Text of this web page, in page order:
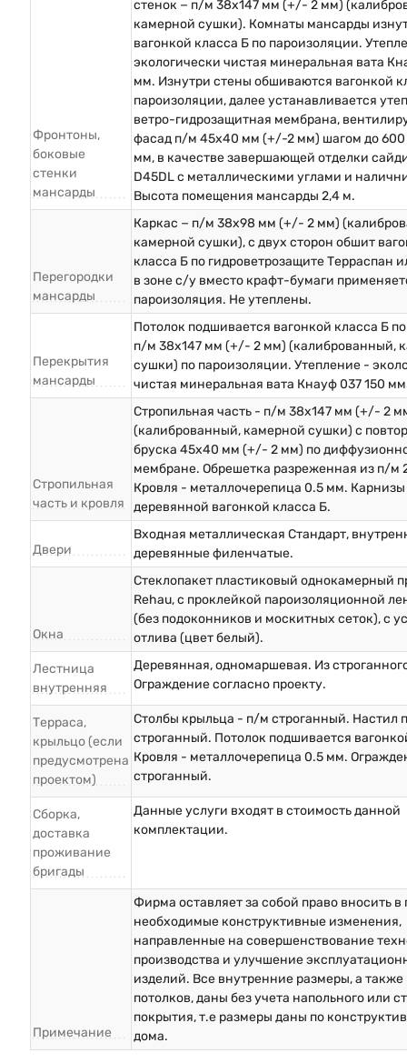
Фронтоны,
боковые
стенки
мансарды
стенок − п/м 38х147 мм (+/- 2 мм)
камерной сушки). Комнаты мансарды
вагонкой класса Б по пароизоляции.
экологически чистая минеральная вата
мм. Изнутри стены обшиваются вагонкой
пароизоляции, далее устанавливается
ветро-гидрозащитная мембрана,
фасад п/м 45х40 мм (+/-2 мм) шагом до
мм, в качестве завершающей отделки
D45DL с металлическими углами и
Высота помещения мансарды 2,4 м.
Перегородки
мансарды
Каркас − п/м 38х98 мм (+/- 2 мм)
камерной сушки), с двух сторон обшит
класса Б по гидроветрозащите Терраспан
в зоне с/у вместо крафт-бумаги
пароизоляция. Не утеплены.
Перекрытия
мансарды
Потолок подшивается вагонкой класса Б
п/м 38х147 мм (+/- 2 мм) (калиброванный,
сушки) по пароизоляции. Утепление -
чистая минеральная вата Кнауф 037 150
Стропильная
часть и кровля
Стропильная часть - п/м 38х147 мм (+/- 2
(калиброванный, камерной сушки) с
бруска 45х40 мм (+/- 2 мм) по
мембране. Обрешетка разреженная из п/м
Кровля - металлочерепица 0.5 мм.
деревянной вагонкой класса Б.
Двери
Входная металлическая Стандарт,
деревянные филенчатые.
Окна
Стеклопакет пластиковый однокамерный
Rehau, с проклейкой пароизоляционной
(без подоконников и москитных сеток), с
отлива (цвет белый).
Лестница
внутренняя
Деревянная, одномаршевая. Из
Ограждение согласно проекту.
Терраса,
крыльцо (если
предусмотрена
проектом)
Столбы крыльца - п/м строганный. Настил
строганный. Потолок подшивается
Кровля - металлочерепица 0.5 мм.
строганный.
Сборка,
доставка
проживание
бригады
Данные услуги входят в стоимость данной
комплектации.
Примечание
Фирма оставляет за собой право вносить в
необходимые конструктивные изменения,
направленные на совершенствование
производства и улучшение
изделий. Все внутренние размеры, а
потолков, даны без учета напольного или
покрытия, т.е размеры даны по
дома.